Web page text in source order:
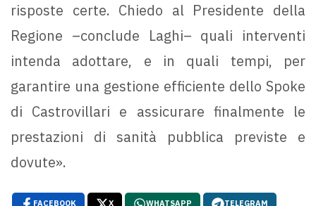
risposte certe. Chiedo al Presidente della
Regione –conclude Laghi– quali interventi
intenda adottare, e in quali tempi, per
garantire una gestione efficiente dello Spoke
di Castrovillari e assicurare finalmente le
prestazioni di sanità pubblica previste e
dovute».
FACEBOOK X WHATSAPP TELEGRAM